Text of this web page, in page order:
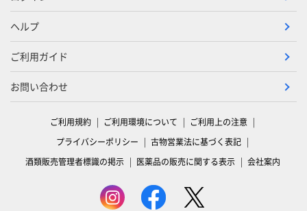
ヘルプ
ご利用ガイド
お問い合わせ
ご利用規約 ご利用環境について
ご利用上の注意
プライバシーポリシー
古物営業法に基づく表記
酒類販売管理者標識の掲示
医薬品の販売に関する表示 会社案内